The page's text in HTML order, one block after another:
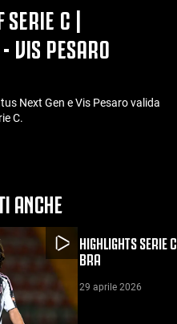
SERIE C |
VIS PESARO
Next Gen e Vis Pesaro valida
C.
ANCHE
HIGHLIGHTS SERIE
BRA
29 aprile 2026